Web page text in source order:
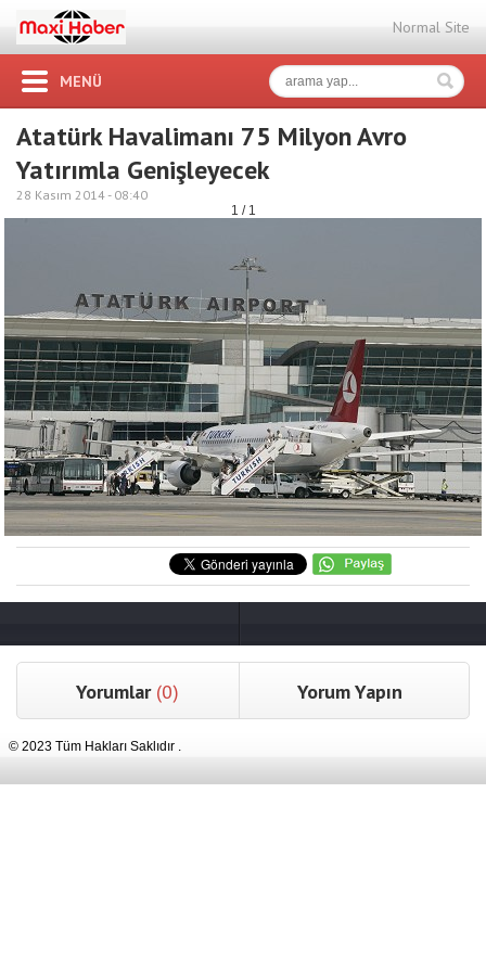
Normal Site
MENÜ
Atatürk Havalimanı 75 Milyon Avro
Yatırımla Genişleyecek
28 Kasım 2014 - 08:40
1 / 1
Yorumlar (0) Yorum Yapın
© 2023 Tüm Hakları Saklıdır .